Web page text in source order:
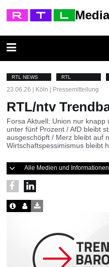
RTL NEWS RTL
23.06.26 | Köln | Pressemitteilung
RTL/ntv
Forsa Aktuell: Union nur
unter fünf Prozent / AfD bleibt
ausgeschöpft / Merz bleibt auf
Wirtschaftspessimismus bleibt
Alle Medien und